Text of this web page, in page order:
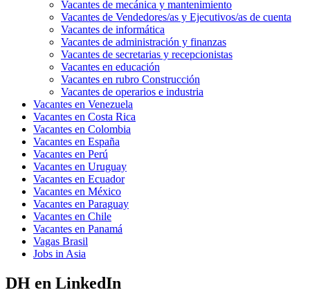
Vacantes de mecánica y mantenimiento
Vacantes de Vendedores/as y Ejecutivos/as de cuenta
Vacantes de informática
Vacantes de administración y finanzas
Vacantes de secretarias y recepcionistas
Vacantes en educación
Vacantes en rubro Construcción
Vacantes de operarios e industria
Vacantes en Venezuela
Vacantes en Costa Rica
Vacantes en Colombia
Vacantes en España
Vacantes en Perú
Vacantes en Uruguay
Vacantes en Ecuador
Vacantes en México
Vacantes en Paraguay
Vacantes en Chile
Vacantes en Panamá
Vagas Brasil
Jobs in Asia
DH en LinkedIn